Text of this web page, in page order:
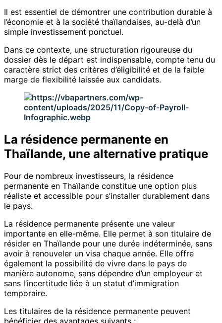
Il est essentiel de démontrer une contribution durable à
l’économie et à la société thaïlandaises, au-delà d’un
simple investissement ponctuel.
Dans ce contexte, une structuration rigoureuse du
dossier dès le départ est indispensable, compte tenu du
caractère strict des critères d’éligibilité et de la faible
marge de flexibilité laissée aux candidats.
La résidence permanente en
Thaïlande, une alternative pratique
Pour de nombreux investisseurs, la résidence
permanente en Thaïlande constitue une option plus
réaliste et accessible pour s’installer durablement dans
le pays.
La résidence permanente présente une valeur
importante en elle-même. Elle permet à son titulaire de
résider en Thaïlande pour une durée indéterminée, sans
avoir à renouveler un visa chaque année. Elle offre
également la possibilité de vivre dans le pays de
manière autonome, sans dépendre d’un employeur et
sans l’incertitude liée à un statut d’immigration
temporaire.
Les titulaires de la résidence permanente peuvent
bénéficier des avantages suivants :